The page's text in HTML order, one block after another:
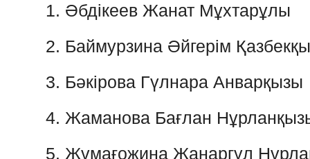
1. Әбдікеев Жанат Мұхтарұлы
2. Баймурзина Әйгерім
3. Бәкірова Гүлнара Анварқызы
4. Жаманова Бағлан
5. Жұмағожина Жанаргүл